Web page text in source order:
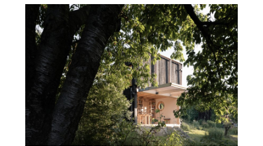
PRODUKTY
Série keramických obkladů PINO -
RAKO